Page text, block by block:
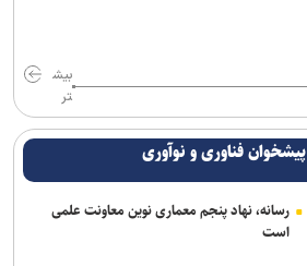
بیش
تر
پیشخوان فناوری و نوآوری
رسانه، نهاد پنجم معماری نوین معاونت علمی
است